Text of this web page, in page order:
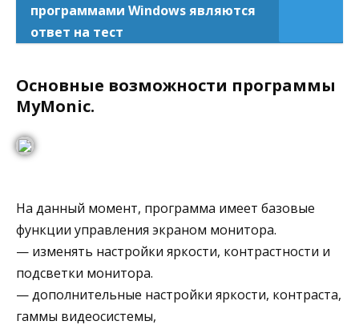
программами Windows являются
ответ на тест
Основные возможности программы
MyMonic.
На данный момент, программа имеет базовые
функции управления экраном монитора.
— изменять настройки яркости, контрастности и
подсветки монитора.
— дополнительные настройки яркости, контраста,
гаммы видеосистемы,